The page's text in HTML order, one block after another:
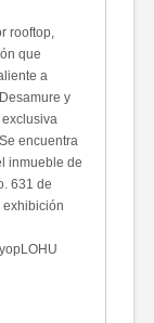
rooftop,
que
a
y
encuentra
inmueble de
631 de
exhibición